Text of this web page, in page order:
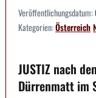
Veröffentlichungsdatum:
Kategorien:Österreich
JUSTIZ nach
Dürrenmatt im